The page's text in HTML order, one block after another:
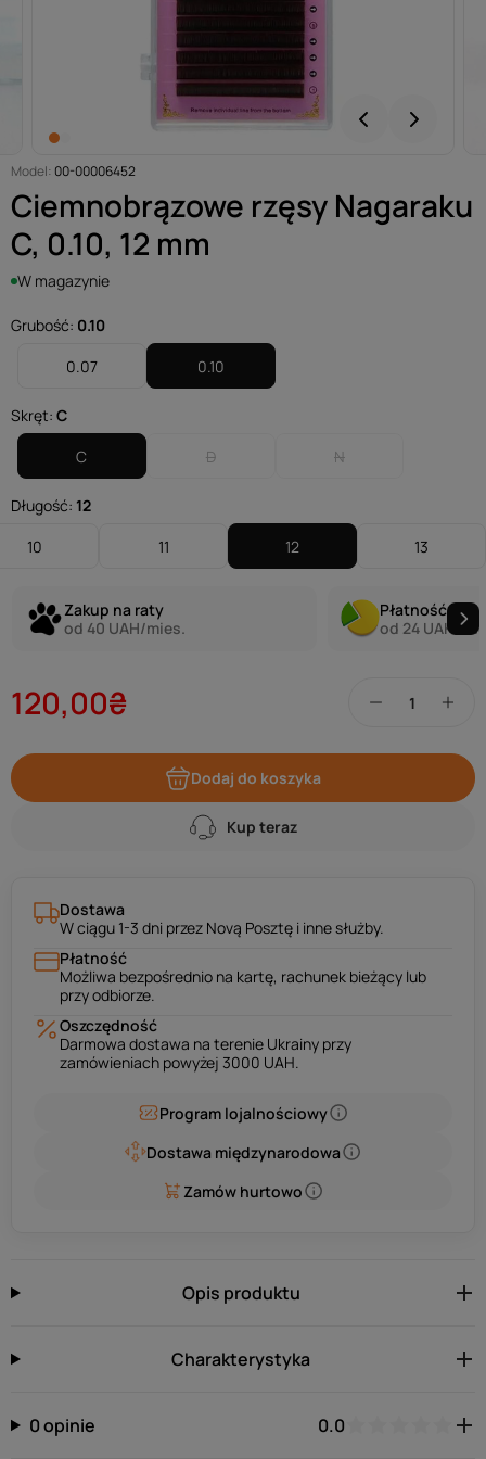
Model: 00-00006452
Ciemnobrązowe rzęsy Nagaraku
C, 0.10, 12 mm
W magazynie
Grubość: 0.10
0.07
0.10
Skręt: C
C
D N
Długość: 12
10
11 12 13
Zakup na raty
od 40 UAH/mies.
Płatność w
od 24 UAH/
120,00₴
Dodaj do koszyka
Kup teraz
Dostawa
W ciągu 1-3 dni przez Novą Posztę i inne służby.
Płatność
Możliwa bezpośrednio na kartę, rachunek bieżący lub
przy odbiorze.
Oszczędność
Darmowa dostawa na terenie Ukrainy przy
zamówieniach powyżej 3000 UAH.
Program lojalnościowy
Dostawa międzynarodowa
Zamów hurtowo
Opis produktu
Charakterystyka
0 opinie 0.0